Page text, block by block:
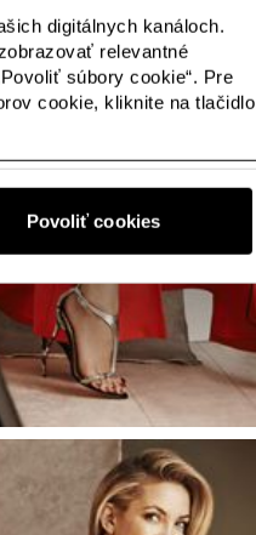
digitálnych kanáloch.
relevantné
súbory cookie“. Pre
cookie, kliknite na tlačidlo
Povoliť cookies